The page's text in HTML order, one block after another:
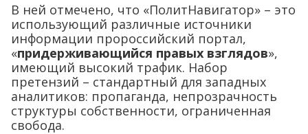
В ней отмечено, что «ПолитНавигатор» – это
использующий различные источники
информации пророссийский портал,
«придерживающийся правых взглядов»,
имеющий высокий трафик. Набор
претензий – стандартный для западных
аналитиков: пропаганда, непрозрачность
структуры собственности, ограниченная
свобода.